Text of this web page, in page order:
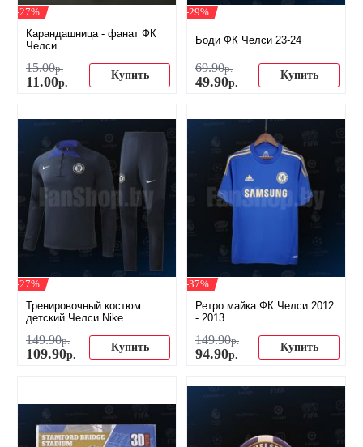
-27%
Карандашница - фанат ФК
Челси
15.00р.
11.00р.
Купить
-29%
Боди ФК Челси 23-24
69.90р.
49.90р.
Купить
-27%
Тренировочный костюм
детский Челси Nike
149.90р.
109.90р.
Купить
-37%
Ретро майка ФК Челси 2012
- 2013
149.90р.
94.90р.
Купить